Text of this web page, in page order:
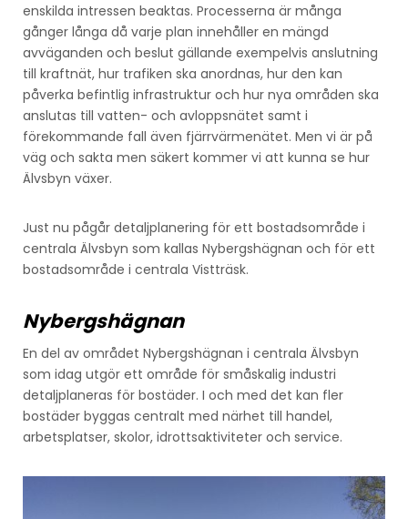
enskilda intressen beaktas. Processerna är många
gånger långa då varje plan innehåller en mängd
avväganden och beslut gällande exempelvis anslutning
till kraftnät, hur trafiken ska anordnas, hur den kan
påverka befintlig infrastruktur och hur nya områden ska
anslutas till vatten- och avloppsnätet samt i
förekommande fall även fjärrvärmenätet. Men vi är på
väg och sakta men säkert kommer vi att kunna se hur
Älvsbyn växer.
Just nu pågår detaljplanering för ett bostadsområde i
centrala Älvsbyn som kallas Nybergshägnan och för ett
bostadsområde i centrala Vistträsk.
Nybergshägnan
En del av området Nybergshägnan i centrala Älvsbyn
som idag utgör ett område för småskalig industri
detaljplaneras för bostäder. I och med det kan fler
bostäder byggas centralt med närhet till handel,
arbetsplatser, skolor, idrottsaktiviteter och service.